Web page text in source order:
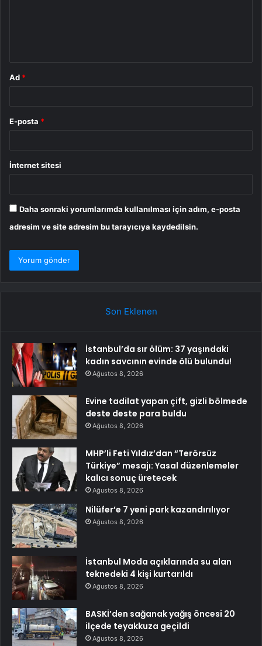
Ad *
E-posta *
İnternet sitesi
Daha sonraki yorumlarımda kullanılması için adım, e-posta
adresim ve site adresim bu tarayıcıya kaydedilsin.
Son Eklenen
İstanbul’da sır ölüm: 37 yaşındaki
kadın savcının evinde ölü bulundu!
Ağustos 8, 2026
Evine tadilat yapan çift, gizli bölmede
deste deste para buldu
Ağustos 8, 2026
MHP’li Feti Yıldız’dan “Terörsüz
Türkiye” mesajı: Yasal düzenlemeler
kalıcı sonuç üretecek
Ağustos 8, 2026
Nilüfer’e 7 yeni park kazandırılıyor
Ağustos 8, 2026
İstanbul Moda açıklarında su alan
teknedeki 4 kişi kurtarıldı
Ağustos 8, 2026
BASKİ’den sağanak yağış öncesi 20
ilçede teyakkuza geçildi
Ağustos 8, 2026